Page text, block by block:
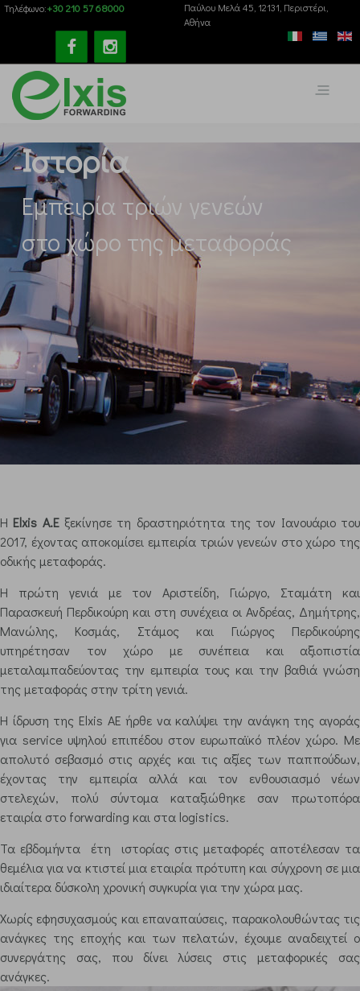
Τηλέφωνο:+30 210 57 68000
Παύλου Mελά 45, 12131, Περιστέρι,
Αθήνα
Ιστορία
Εμπειρία τριών γενεών
στο χώρο της μεταφοράς
Η Elxis A.Eξεκίνησε τη δραστηριότητα της τον Ιανουάριο του
2017, έχοντας αποκομίσει εμπειρία τριών γενεών στο χώρο της
οδικής μεταφοράς.
Η πρώτη γενιά με τον Αριστείδη, Γιώργο, Σταμάτη και
Παρασκευή Περδικούρη και στη συνέχεια οι Ανδρέας, Δημήτρης,
Μανώλης, Κοσμάς, Στάμος και Γιώργος Περδικούρης
υπηρέτησαν τον χώρο με συνέπεια και αξιοπιστία
μεταλαμπαδεύοντας την εμπειρία τους και την βαθιά γνώση
της μεταφοράς στην τρίτη γενιά.
Η ίδρυση της Elxis AE ήρθε να καλύψει την ανάγκη της αγοράς
για service υψηλού επιπέδου στον ευρωπαϊκό πλέον χώρο. Με
απολυτό σεβασμό στις αρχές και τις αξίες των παππούδων,
έχοντας την εμπειρία αλλά και τον ενθουσιασμό νέων
στελεχών, πολύ σύντομα καταξιώθηκε σαν πρωτοπόρα
εταιρία στο forwarding και στα logistics.
Τα εβδομήντα έτη ιστορίας στις μεταφορές αποτέλεσαν τα
θεμέλια για να κτιστεί μια εταιρία πρότυπη και σύγχρονη σε μια
ιδιαίτερα δύσκολη χρονική συγκυρία για την χώρα μας.
Χωρίς εφησυχασμούς και επαναπαύσεις, παρακολουθώντας τις
ανάγκες της εποχής και των πελατών, έχουμε αναδειχτεί ο
συνεργάτης σας, που δίνει λύσεις στις μεταφορικές σας
ανάγκες.